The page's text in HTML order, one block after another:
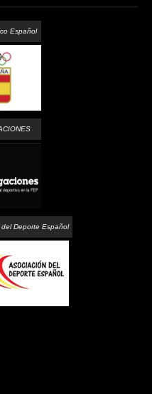
Español
del Deporte Español